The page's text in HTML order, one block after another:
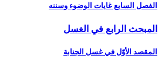
الفصل السابع غايات الوضوء وسننه‏
المبحث الرابع في الغسل‏
المقصد الأوّل في غسل الجنابة